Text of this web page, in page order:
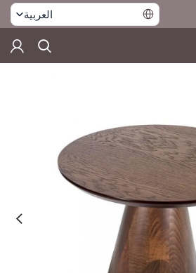
العربية